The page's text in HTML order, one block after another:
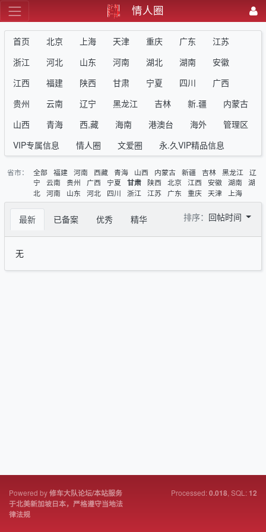
情人圈
首页 北京 上海 天津 重庆 广东
江苏
浙江
河北 山东 河南 湖北 湖南
安徽
江西
福建 陕西 甘肃 宁夏 四川
广西
贵州
云南 辽宁 黑龙江 吉林 新.疆
内蒙古
山西
青海 西,藏 海南 港澳台 海外
管理区
VIP专属信息
情人圈 文爱圈 永.久VIP精品信息
省市： 全部 福建 河南 西藏 青海 山西 内蒙古 新疆 吉林 黑龙江
辽
宁
云南 贵州 广西 宁夏 甘肃 陕西 北京 江西 安徽 湖南 湖
北 河南 山东 河北 四川 浙江 江苏 广东 重庆 天津 上海
最新 已备案 优秀 精华 排序： 回帖时间
无
Powered by修车大队论坛/本站服务
于北美新加坡日本，严格遵守当地法
律法规
Processed:0.018, SQL: 12